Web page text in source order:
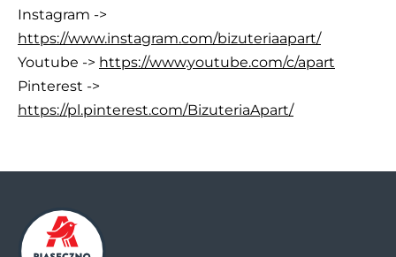
Instagram ->
https://www.instagram.com/bizuteriaapart/
Youtube -> https://www.youtube.com/c/apart
Pinterest ->
https://pl.pinterest.com/BizuteriaApart/